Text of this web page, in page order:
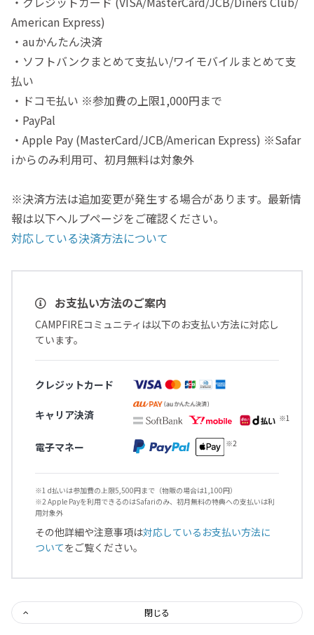
American Express)
・auかんたん決済
・ソフトバンクまとめて支払い/ワイモバイルまとめて支
払い
・ドコモ払い ※参加費の上限1,000円まで
・PayPal
・Apple Pay (MasterCard/JCB/American Express) ※Safar
iからのみ利用可、初月無料は対象外
※決済方法は追加変更が発生する場合があります。最新情
報は以下ヘルプページをご確認ください。
対応している決済方法について
お支払い方法のご案内
CAMPFIREコミュニティは以下のお支払い方法に対応し
ています。
クレジットカード
キャリア決済
電子マネー
※1 d払いは参加費の上限5,500円まで（物販の場合は1,100円）
※2 Apple Payを利用できるのはSafariのみ、初月無料の特典への支払いは利
用対象外
その他詳細や注意事項は対応しているお支払い方法に
ついてをご覧ください。
閉じる